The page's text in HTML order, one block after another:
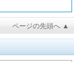
ページの先頭へ ▲